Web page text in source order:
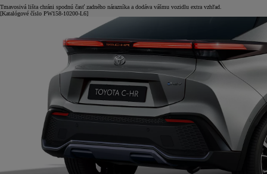
Tmavosivá lišta chráni spodnú časť zadného nárazníka a dodáva vášmu vozidlu extra vzhľad.
[Katalógové číslo PW158-10200-L6]